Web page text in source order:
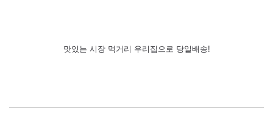
맛있는 시장 먹거리 우리집으로 당일배송!​